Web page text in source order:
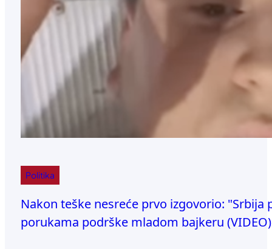
Politika
Nakon teške nesreće prvo izgovorio:
porukama podrške mladom bajkeru (VIDEO)